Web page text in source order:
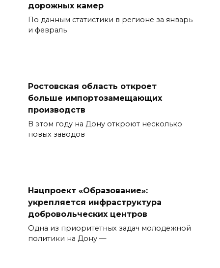
дорожных камер
По данным статистики в регионе за январь
и февраль
Ростовская область откроет
больше импортозамещающих
производств
В этом году на Дону откроют несколько
новых заводов
Нацпроект «Образование»:
укрепляется инфраструктура
добровольческих центров
Одна из приоритетных задач молодежной
политики на Дону —